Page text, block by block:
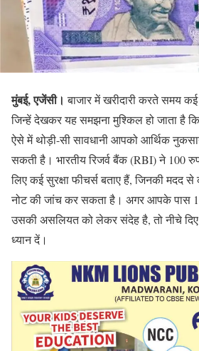
मुंबई, एजेंसी। बाजार में खरीदारी करते समय
जिन्हें देखकर यह समझना मुश्किल हो जाता है
ऐसे में थोड़ी-सी सावधानी आपको आर्थिक
सकती है। भारतीय रिजर्व बैंक (RBI) ने 100
लिए कई सुरक्षा फीचर्स बताए हैं, जिनकी मदद
नोट की जांच कर सकता है। अगर आपके पास
उसकी असलियत को लेकर संदेह है, तो नीचे
ध्यान दें।